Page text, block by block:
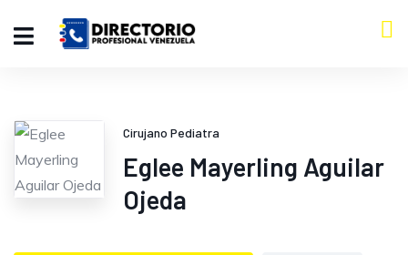
Cirujano Pediatra
Eglee Mayerling Aguilar
Ojeda